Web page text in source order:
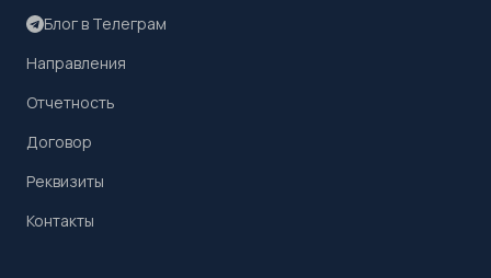
Блог в Телеграм
Направления
Отчетность
Договор
Реквизиты
Контакты